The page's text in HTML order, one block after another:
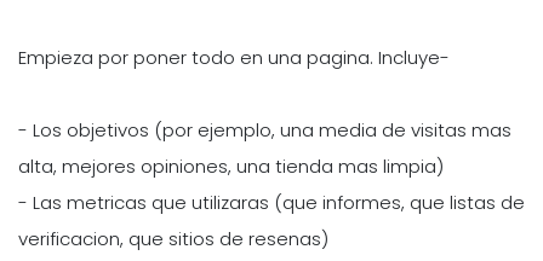
Empieza por poner todo en una pagina. Incluye-
- Los objetivos (por ejemplo, una media de visitas mas
alta, mejores opiniones, una tienda mas limpia)
- Las metricas que utilizaras (que informes, que listas de
verificacion, que sitios de resenas)